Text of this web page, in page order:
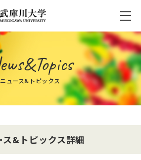
ニュース&トピックス
ス&トピックス詳細